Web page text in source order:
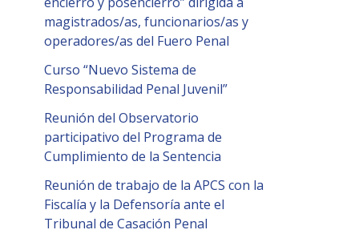
magistrados/as, funcionarios/as y
operadores/as del Fuero Penal
Curso “Nuevo Sistema de
Responsabilidad Penal Juvenil”
Reunión del Observatorio
participativo del Programa de
Cumplimiento de la Sentencia
Reunión de trabajo de la APCS con la
Fiscalía y la Defensoría ante el
Tribunal de Casación Penal